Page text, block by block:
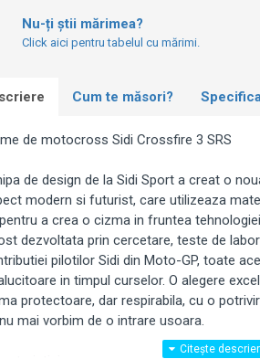
Nu-ți știi mărimea?
Click aici pentru tabelul cu mărimi.
Cum te măsori?
de motocross Sidi Crossfire 3 SRS
de design de la Sidi Sport a creat o
modern si futurist, care utilizeaza
a crea o cizma in fruntea
dezvoltata prin cercetare, teste de
pilotilor Sidi din Moto-GP, toate
in timpul curselor. O alegere
protectoare, dar respirabila, cu o
mai vorbim de o intrare usoara.